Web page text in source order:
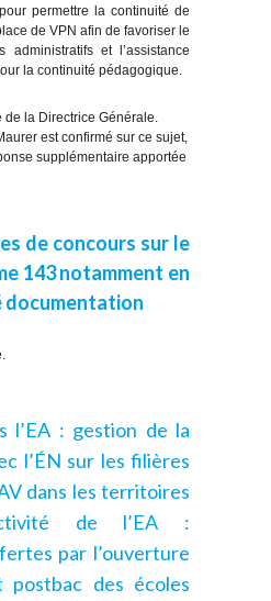
pour permettre la continuité de
de VPN afin de favoriser le
administratifs et l’assistance
la continuité pédagogique.
de la Directrice Générale.
est confirmé sur ce sujet,
supplémentaire apportée
de concours sur le
143 notamment en
documentation
l’EA : gestion de la
l’ÉN sur les filières
dans les territoires
de l’EA :
par l’ouverture
postbac des écoles